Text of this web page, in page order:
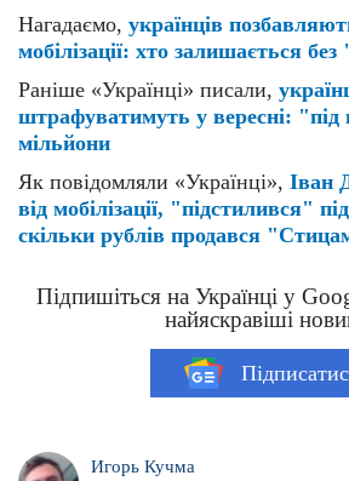
Нагадаємо, українців
мобілізації: хто залишається
Раніше «Українці» писали,
штрафуватимуть у вересні: "під
мільйони
Як повідомляли «Українці», Іван
від мобілізації, "підстилився"
скільки рублів продався
Підпишіться на Українці у
найяскравіші
Игорь Кучма